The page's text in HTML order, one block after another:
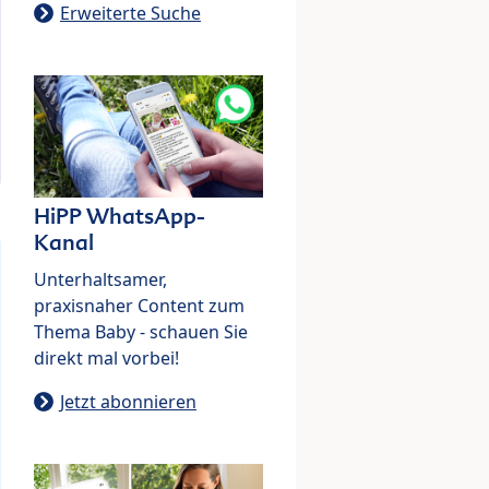
Erweiterte Suche
HiPP WhatsApp-
Kanal
Unterhaltsamer,
praxisnaher Content zum
Thema Baby - schauen Sie
direkt mal vorbei!
Jetzt abonnieren